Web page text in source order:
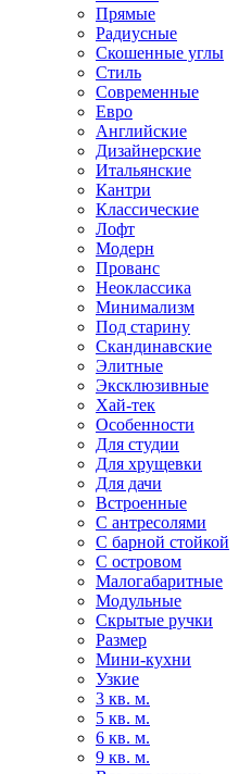
Прямые
Радиусные
Скошенные углы
Стиль
Современные
Евро
Английские
Дизайнерские
Итальянские
Кантри
Классические
Лофт
Модерн
Прованс
Неоклассика
Минимализм
Под старину
Скандинавские
Элитные
Эксклюзивные
Хай-тек
Особенности
Для студии
Для хрущевки
Для дачи
Встроенные
С антресолями
С барной стойкой
С островом
Малогабаритные
Модульные
Скрытые ручки
Размер
Мини-кухни
Узкие
3 кв. м.
5 кв. м.
6 кв. м.
9 кв. м.